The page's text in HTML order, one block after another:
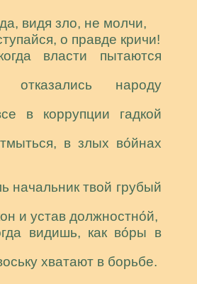
видя зло, не молчи,
о правде кричи!
власти пытаются
народу
в коррупции гадкой
в злых во́йнах
начальник твой грубый
и устав должностно́й,
видишь, как во́ры в
хватают в борьбе.